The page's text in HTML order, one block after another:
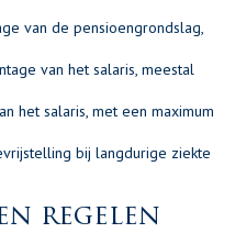
van de pensioengrondslag,
van het salaris, meestal
het salaris, met een maximum
bij langdurige ziekte
regelen